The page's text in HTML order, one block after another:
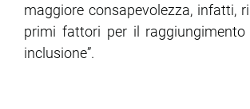
maggiore consapevolezza, infatti,
primi fattori per il
inclusione”.